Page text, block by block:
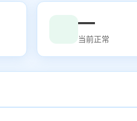
—
当前正常